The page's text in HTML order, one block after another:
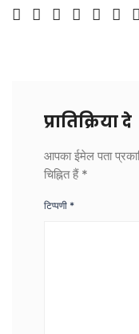
प्रातिक्रिया दे
आपका ईमेल पता
चिह्नित हैं *
टिप्पणी *